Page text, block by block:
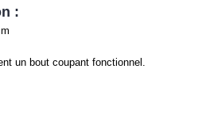
:
un bout coupant fonctionnel.